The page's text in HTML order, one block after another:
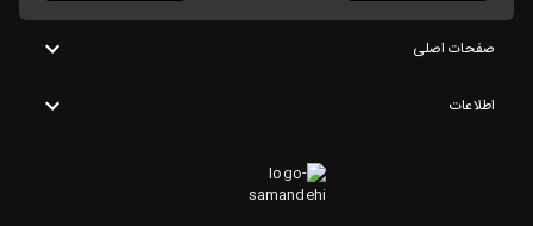
صفحات اصلی
اطلاعات